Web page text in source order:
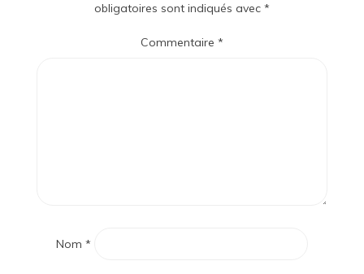
obligatoires sont indiqués avec *
Commentaire *
Nom *